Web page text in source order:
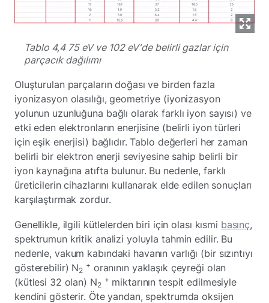
Tablo 4,4 75 eV ve 102 eV'de belirli gazlar için
parçacık dağılımı
Oluşturulan parçaların doğası ve birden fazla
iyonizasyon olasılığı, geometriye (iyonizasyon
yolunun uzunluğuna bağlı olarak farklı iyon sayısı) ve
etki eden elektronların enerjisine (belirli iyon türleri
için eşik enerjisi) bağlıdır. Tablo değerleri her zaman
belirli bir elektron enerji seviyesine sahip belirli bir
iyon kaynağına atıfta bulunur. Bu nedenle, farklı
üreticilerin cihazlarını kullanarak elde edilen sonuçları
karşılaştırmak zordur.
Genellikle, ilgili kütlelerden biri için olası kısmi basınç,
spektrumun kritik analizi yoluyla tahmin edilir. Bu
nedenle, vakum kabındaki havanın varlığı (bir sızıntıyı
gösterebilir) N2
+ oranının yaklaşık çeyreği olan
(kütlesi 32 olan) N2
+ miktarının tespit edilmesiyle
kendini gösterir. Öte yandan, spektrumda oksijen